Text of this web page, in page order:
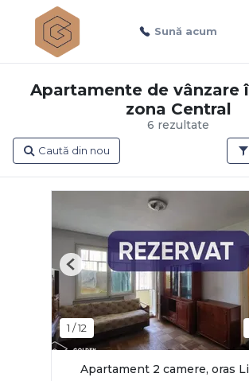
Sună acum
6 rezultate
Apartamente de vânzare
zona Central
Caută din nou
1 /12
Previous
Apartament 2 camere, oras